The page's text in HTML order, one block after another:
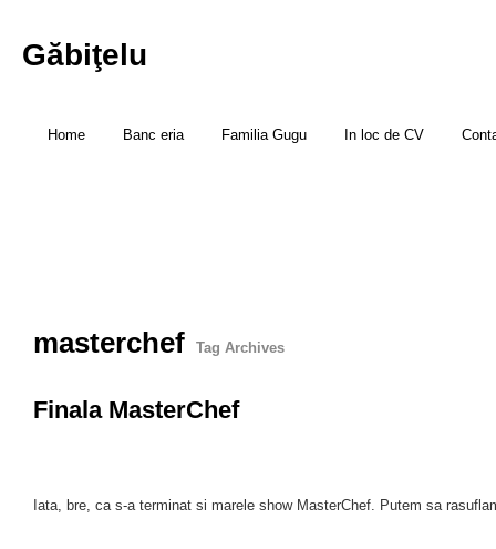
Găbiţelu
Home Banc eria Familia Gugu In loc de CV
masterchef Tag Archives
Finala MasterChef
Iata, bre, ca s-a terminat si marele show MasterChef. Putem sa